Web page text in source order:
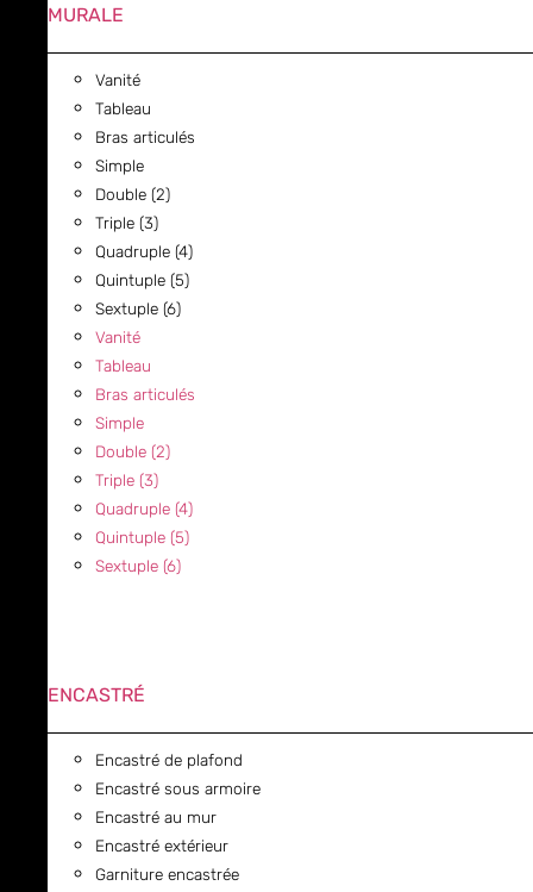
MURALE
Vanité
Tableau
Bras articulés
Simple
Double (2)
Triple (3)
Quadruple (4)
Quintuple (5)
Sextuple (6)
Vanité
Tableau
Bras articulés
Simple
Double (2)
Triple (3)
Quadruple (4)
Quintuple (5)
Sextuple (6)
ENCASTRÉ
Encastré de plafond
Encastré sous armoire
Encastré au mur
Encastré extérieur
Garniture encastrée